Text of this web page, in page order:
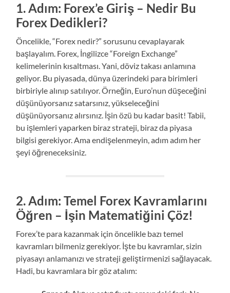
1. Adım: Forex’e Giriş – Nedir Bu
Forex Dedikleri?
Öncelikle, “Forex nedir?” sorusunu cevaplayarak
başlayalım. Forex, İngilizce “Foreign Exchange”
kelimelerinin kısaltması. Yani, döviz takası anlamına
geliyor. Bu piyasada, dünya üzerindeki para birimleri
birbiriyle alınıp satılıyor. Örneğin, Euro’nun düşeceğini
düşünüyorsanız satarsınız, yükseleceğini
düşünüyorsanız alırsınız. İşin özü bu kadar basit! Tabii,
bu işlemleri yaparken biraz strateji, biraz da piyasa
bilgisi gerekiyor. Ama endişelenmeyin, adım adım her
şeyi öğreneceksiniz.
2. Adım: Temel Forex Kavramlarını
Öğren – İşin Matematiğini Çöz!
Forex’te para kazanmak için öncelikle bazı temel
kavramları bilmeniz gerekiyor. İşte bu kavramlar, sizin
piyasayı anlamanızı ve strateji geliştirmenizi sağlayacak.
Hadi, bu kavramlara bir göz atalım: